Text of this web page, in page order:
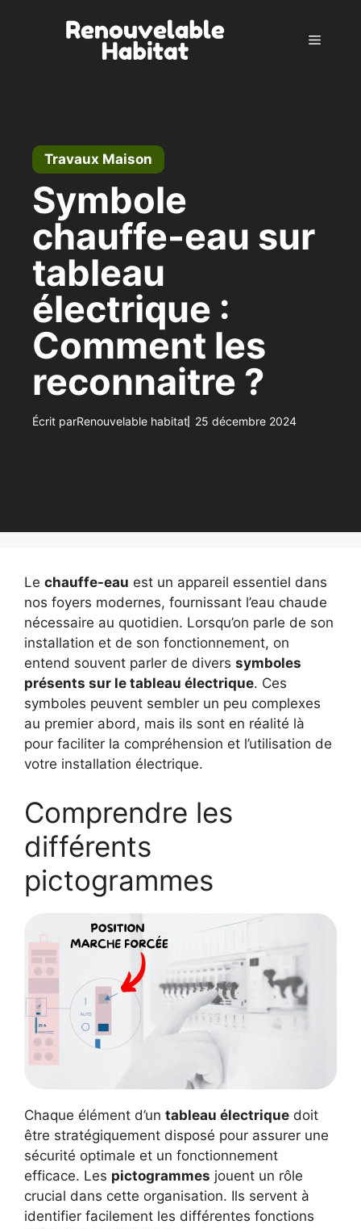
Menu
Travaux Maison
Symbole
chauffe-eau sur
tableau
électrique :
Comment les
reconnaitre ?
Écrit parRenouvelable habitat 25 décembre 2024
Le chauffe-eau est un appareil essentiel dans
nos foyers modernes, fournissant l’eau chaude
nécessaire au quotidien. Lorsqu’on parle de son
installation et de son fonctionnement, on
entend souvent parler de divers symboles
présents sur le tableau électrique. Ces
symboles peuvent sembler un peu complexes
au premier abord, mais ils sont en réalité là
pour faciliter la compréhension et l’utilisation de
votre installation électrique.
Comprendre les
différents
pictogrammes
Chaque élément d’un tableau électrique doit
être stratégiquement disposé pour assurer une
sécurité optimale et un fonctionnement
efficace. Les pictogrammes jouent un rôle
crucial dans cette organisation. Ils servent à
identifier facilement les différentes fonctions